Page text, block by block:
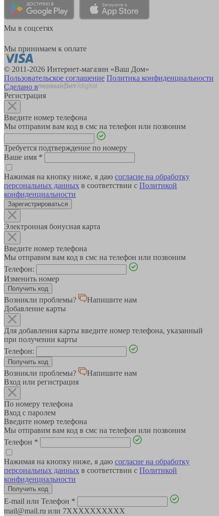
Мы в соцсетях
Мы принимаем к оплате
© 2011-2026 Интернет-магазин «Ваш Дом»
Пользовательское соглашение Политика конфиденциальности
Сделано в
Регистрация
Введите номер телефона
Мы отправим вам код в смс на телефон или позвоним
Требуется подтверждение по номеру
Ваше имя *
Нажимая на кнопку ниже, я даю согласие на обработку
персональных данных в соответствии с Политикой
конфиденциальности
Зарегистрироваться
Электронная бонусная карта
Введите номер телефона
Мы отправим вам код в смс на телефон или позвоним
Телефон:
Изменить номер
Возникли проблемы?
Напишите нам
Добавление карты
Для добавления карты введите номер телефона, указанный
при получении карты
Телефон:
Возникли проблемы?
Напишите нам
Вход или регистрация
По номеру телефона
Вход с паролем
Введите номер телефона
Мы отправим вам код в смс на телефон или позвоним
Телефон *
Нажимая на кнопку ниже, я даю согласие на обработку
персональных данных в соответствии с Политикой
конфиденциальности
E-mail или Телефон *
mail@mail.ru или 7XXXXXXXXXX